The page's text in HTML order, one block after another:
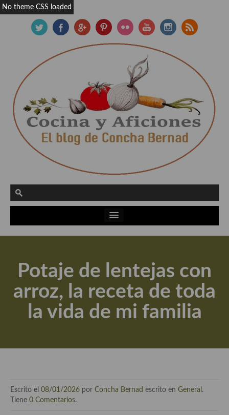
Actualidad y recomendaciones
Apuntes, estudios sobre temas interesantes e importantes
Aceite de Oliva Virgen Extra (AOVE)
Recetas maridadas con los mejores AOVES
Tiendas especiales
Potaje de lentejas con
arroz, la receta de toda
la vida de mi familia
Escrito el 08/01/2026 por Concha Bernad escrito en General .
Tiene 0 Comentarios.
No theme CSS loaded